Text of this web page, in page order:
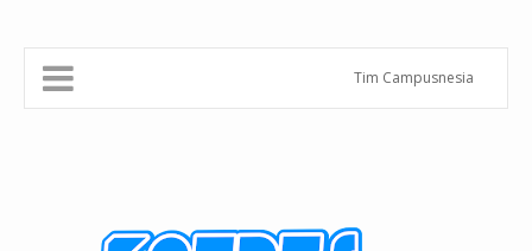
Tim Campusnesia